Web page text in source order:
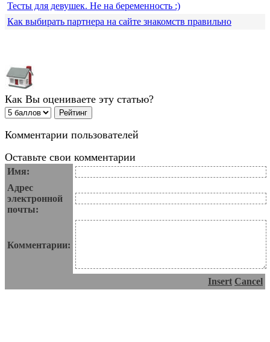
Тесты для девушек. Не на беременность :)
Как выбирать партнера на сайте знакомств правильно
Как Вы оцениваете эту статью?
Комментарии пользователей
Оставьте свои комментарии
Имя:
Адрес
электронной
почты:
Комментарии:
Insert Cancel